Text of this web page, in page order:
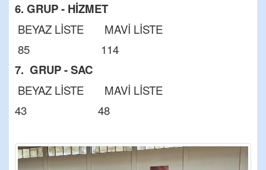
6. GRUP - HİZMET
BEYAZ LİSTE MAVİ LİSTE
85 114
7. GRUP - SAC
BEYAZ LİSTE MAVİ LİSTE
43 48